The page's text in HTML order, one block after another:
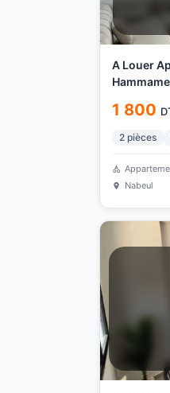
A Louer
1 800
2 pièces
Nabeul